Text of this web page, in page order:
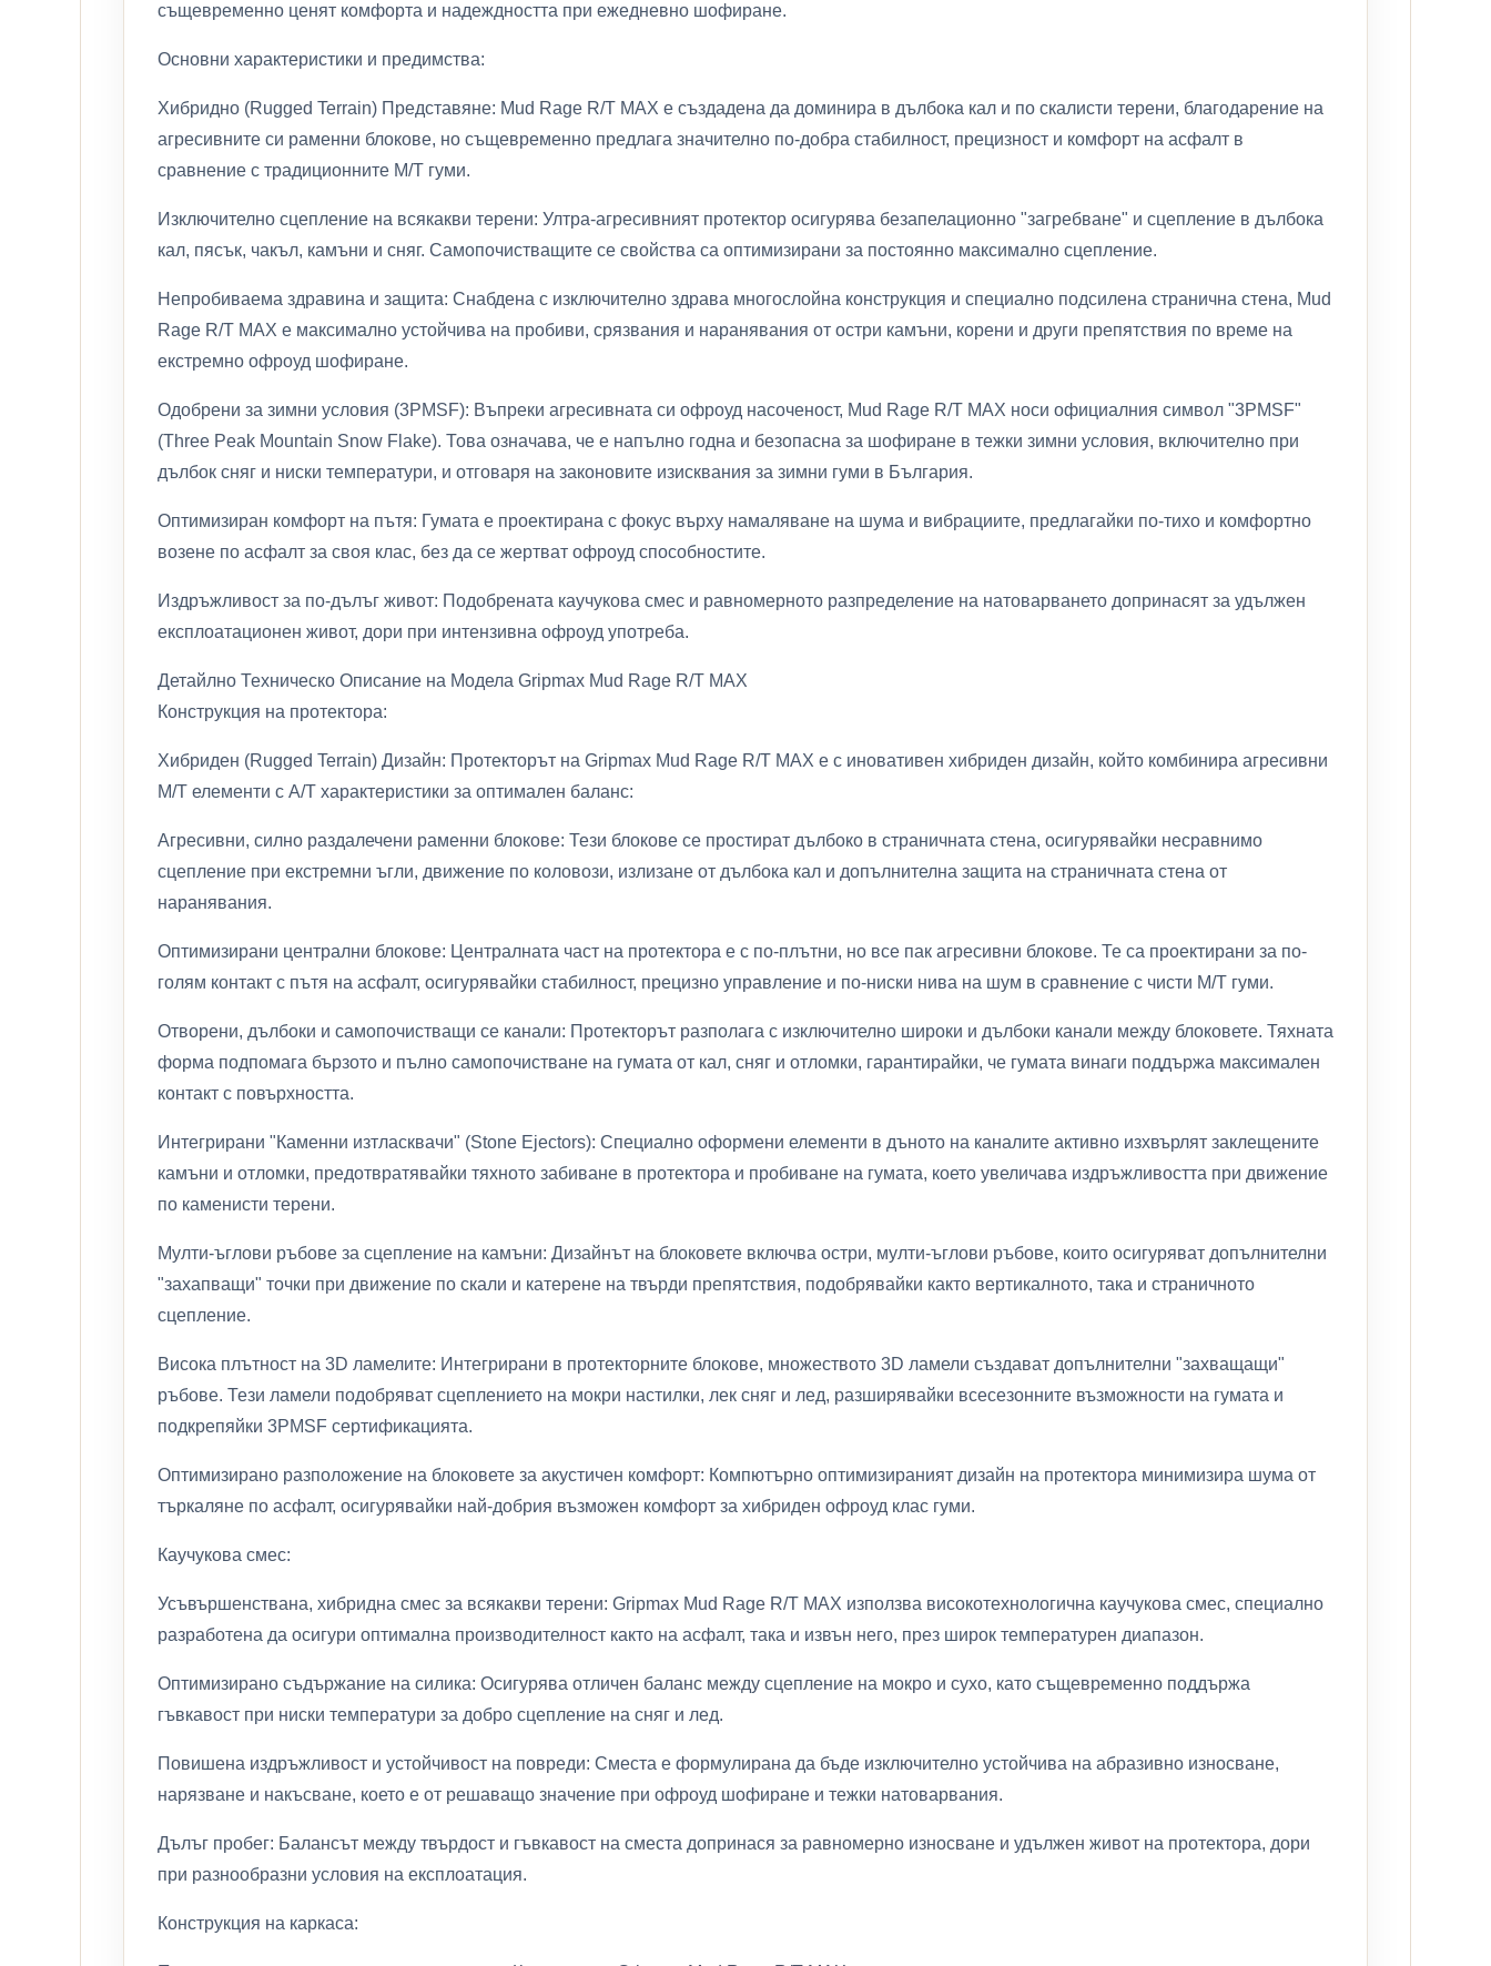
същевременно ценят комфорта и надеждността при ежедневно шофиране.
Основни характеристики и предимства:
Хибридно (Rugged Terrain) Представяне: Mud Rage R/T MAX е създадена да доминира в дълбока кал и по скалисти терени, благодарение на
агресивните си раменни блокове, но същевременно предлага значително по-добра стабилност, прецизност и комфорт на асфалт в
сравнение с традиционните M/T гуми.
Изключително сцепление на всякакви терени: Ултра-агресивният протектор осигурява безапелационно "загребване" и сцепление в дълбока
кал, пясък, чакъл, камъни и сняг. Самопочистващите се свойства са оптимизирани за постоянно максимално сцепление.
Непробиваема здравина и защита: Снабдена с изключително здрава многослойна конструкция и специално подсилена странична стена, Mud
Rage R/T MAX е максимално устойчива на пробиви, срязвания и наранявания от остри камъни, корени и други препятствия по време на
екстремно офроуд шофиране.
Одобрени за зимни условия (3PMSF): Въпреки агресивната си офроуд насоченост, Mud Rage R/T MAX носи официалния символ "3PMSF"
(Three Peak Mountain Snow Flake). Това означава, че е напълно годна и безопасна за шофиране в тежки зимни условия, включително при
дълбок сняг и ниски температури, и отговаря на законовите изисквания за зимни гуми в България.
Оптимизиран комфорт на пътя: Гумата е проектирана с фокус върху намаляване на шума и вибрациите, предлагайки по-тихо и комфортно
возене по асфалт за своя клас, без да се жертват офроуд способностите.
Издръжливост за по-дълъг живот: Подобрената каучукова смес и равномерното разпределение на натоварването допринасят за удължен
експлоатационен живот, дори при интензивна офроуд употреба.
Детайлно Техническо Описание на Модела Gripmax Mud Rage R/T MAX
Конструкция на протектора:
Хибриден (Rugged Terrain) Дизайн: Протекторът на Gripmax Mud Rage R/T MAX е с иновативен хибриден дизайн, който комбинира агресивни
M/T елементи с A/T характеристики за оптимален баланс:
Агресивни, силно раздалечени раменни блокове: Тези блокове се простират дълбоко в страничната стена, осигурявайки несравнимо
сцепление при екстремни ъгли, движение по коловози, излизане от дълбока кал и допълнителна защита на страничната стена от
наранявания.
Оптимизирани централни блокове: Централната част на протектора е с по-плътни, но все пак агресивни блокове. Те са проектирани за по-
голям контакт с пътя на асфалт, осигурявайки стабилност, прецизно управление и по-ниски нива на шум в сравнение с чисти M/T гуми.
Отворени, дълбоки и самопочистващи се канали: Протекторът разполага с изключително широки и дълбоки канали между блоковете. Тяхната
форма подпомага бързото и пълно самопочистване на гумата от кал, сняг и отломки, гарантирайки, че гумата винаги поддържа максимален
контакт с повърхността.
Интегрирани "Каменни изтласквачи" (Stone Ejectors): Специално оформени елементи в дъното на каналите активно изхвърлят заклещените
камъни и отломки, предотвратявайки тяхното забиване в протектора и пробиване на гумата, което увеличава издръжливостта при движение
по каменисти терени.
Мулти-ъглови ръбове за сцепление на камъни: Дизайнът на блоковете включва остри, мулти-ъглови ръбове, които осигуряват допълнителни
"захапващи" точки при движение по скали и катерене на твърди препятствия, подобрявайки както вертикалното, така и страничното
сцепление.
Висока плътност на 3D ламелите: Интегрирани в протекторните блокове, множеството 3D ламели създават допълнителни "захващащи"
ръбове. Тези ламели подобряват сцеплението на мокри настилки, лек сняг и лед, разширявайки всесезонните възможности на гумата и
подкрепяйки 3PMSF сертификацията.
Оптимизирано разположение на блоковете за акустичен комфорт: Компютърно оптимизираният дизайн на протектора минимизира шума от
търкаляне по асфалт, осигурявайки най-добрия възможен комфорт за хибриден офроуд клас гуми.
Каучукова смес:
Усъвършенствана, хибридна смес за всякакви терени: Gripmax Mud Rage R/T MAX използва високотехнологична каучукова смес, специално
разработена да осигури оптимална производителност както на асфалт, така и извън него, през широк температурен диапазон.
Оптимизирано съдържание на силика: Осигурява отличен баланс между сцепление на мокро и сухо, като същевременно поддържа
гъвкавост при ниски температури за добро сцепление на сняг и лед.
Повишена издръжливост и устойчивост на повреди: Сместа е формулирана да бъде изключително устойчива на абразивно износване,
нарязване и накъсване, което е от решаващо значение при офроуд шофиране и тежки натоварвания.
Дълъг пробег: Балансът между твърдост и гъвкавост на сместа допринася за равномерно износване и удължен живот на протектора, дори
при разнообразни условия на експлоатация.
Конструкция на каркаса: